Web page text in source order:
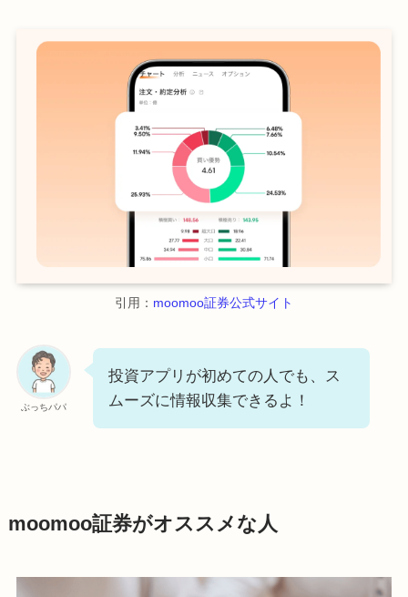
引用： moomoo証券公式サイト
ぶっちパパ
投資アプリが初めての人でも、ス
ムーズに情報収集できるよ！
moomoo証券がオススメな人